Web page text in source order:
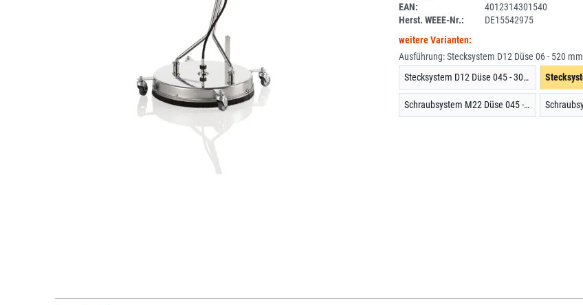
EAN:
4012314301540
Herst. WEEE-Nr.:
DE15542975
weitere Varianten:
Ausführung:Stecksystem D12 Düse 06 - 520 mm
Stecksystem D12 Düse 045 - 300 mm
Schraubsystem M22 Düse 045 - 300 mm